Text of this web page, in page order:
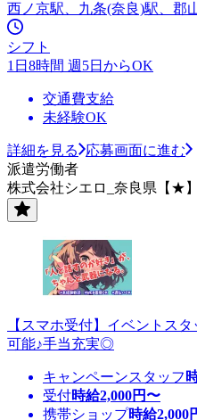
西ノ京駅、九条(奈良)駅、郡
シフト
1日8時間 週5日からOK
交通費支給
未経験OK
詳細を見る
応募画面に進む
派遣労働者
株式会社シエロ_奈良県【★
【スマホ受付】イベントス
可能♪手当充実◎
キャンペーンスタッフ
受付時給2,000円〜
携帯ショップ時給2,000